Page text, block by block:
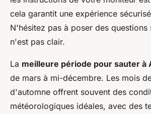
cela garantit une expérience
N'hésitez pas à poser des questions
n'est pas clair.
La meilleure période pour sauter à
de mars à mi-décembre. Les mois
d'automne offrent souvent des
météorologiques idéales, avec des